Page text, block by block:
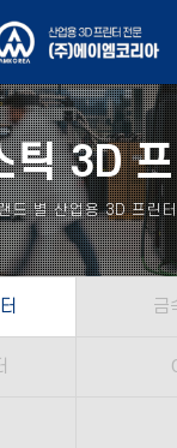
틱 3D
드 별 산업용 3D 프린터
금